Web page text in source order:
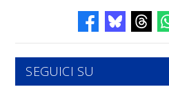
SEGUICI SU